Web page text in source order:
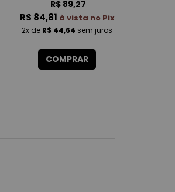
R$ 89,27
R$ 84,81 à vista no Pix
2x de R$ 44,64 sem juros
COMPRAR